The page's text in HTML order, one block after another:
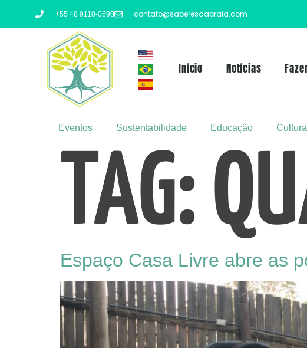
+55 48 9110-0690 contato@saberesdapraia.com
Início Notícias
Eventos Sustentabilidade Educação Cultura
TAG:
Espaço Casa Livre abre as